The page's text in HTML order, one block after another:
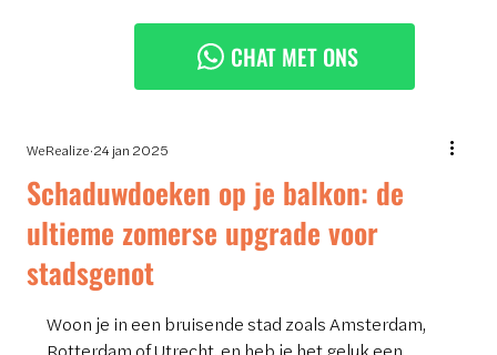
CHAT MET ONS
Schaduwdoeken op je balkon: de
ultieme zomerse upgrade voor
stadsgenot
WeRealize 24 jan 2025
Woon je in een bruisende stad zoals Amsterdam,